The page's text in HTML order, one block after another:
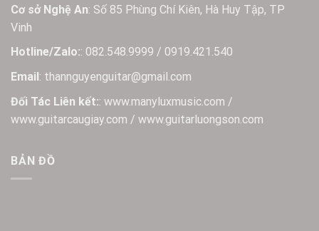
Cơ sở Nghệ An: Số 85 Phùng Chí Kiên, Hà Huy Tập, TP
Vinh
Hotline/Zalo:: 082.548.9999 / 0919.421.540
Email: thannguyenguitar@gmail.com
Đối Tác Liên kết:: www.manyluxmusic.com /
www.guitarcaugiay.com / www.guitarluongson.com
BẢN ĐỒ